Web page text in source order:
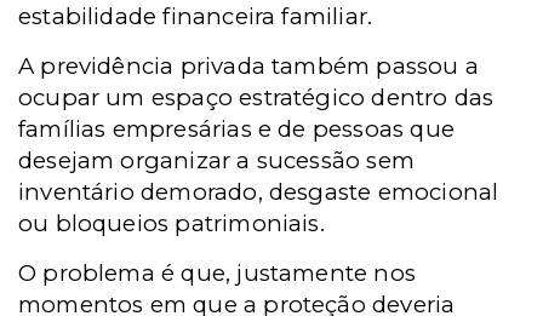
estabilidade financeira familiar.
A previdência privada também passou a
ocupar um espaço estratégico dentro das
famílias empresárias e de pessoas que
desejam organizar a sucessão sem
inventário demorado, desgaste emocional
ou bloqueios patrimoniais.
O problema é que, justamente nos
momentos em que a proteção deveria